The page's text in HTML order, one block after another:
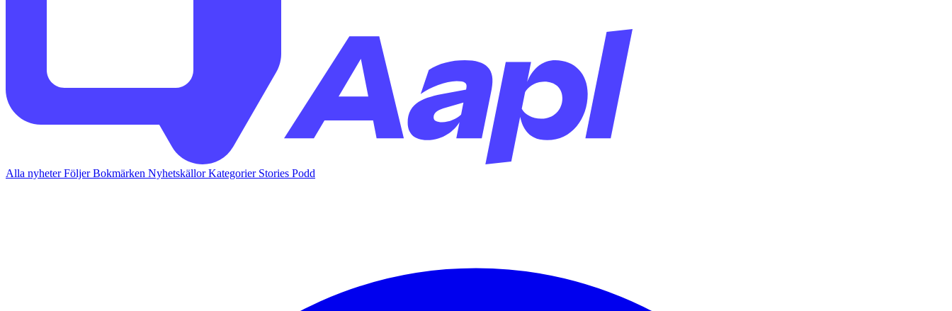
Alla nyheterFöljerBokmärken NyhetskällorKategorier Stories Podd